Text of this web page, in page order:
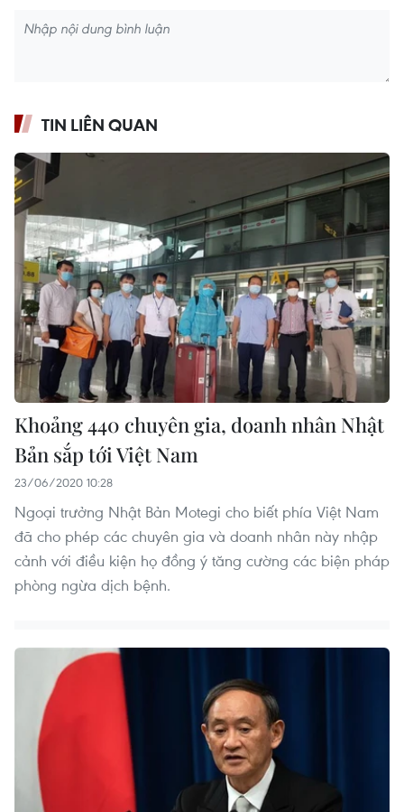
TIN LIÊN QUAN
Khoảng 440 chuyên gia, doanh nhân Nhật
Bản sắp tới Việt Nam
23/06/2020 10:28
Ngoại trưởng Nhật Bản Motegi cho biết phía Việt Nam
đã cho phép các chuyên gia và doanh nhân này nhập
cảnh với điều kiện họ đồng ý tăng cường các biện pháp
phòng ngừa dịch bệnh.